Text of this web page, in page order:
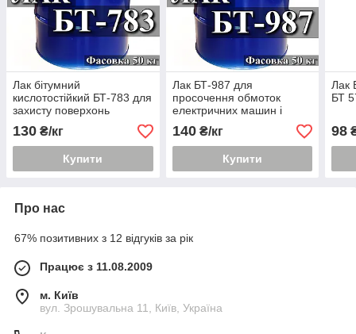
Лак бітумний
кислотостійкий БТ-783 для
захисту поверхонь
акумуляторів і їх деталей
від дії
130 ₴/кг
Купити
Лак БТ-987 для
просочення обмоток
електричних машин і
апаратів
140₴/кг
Купити
Лак
БТ
98
Про нас
67% позитивних з 12 відгуків за рік
Працює з 11.08.2009
м. Київ
вул. Зрошувальна 11, Київ, Україна